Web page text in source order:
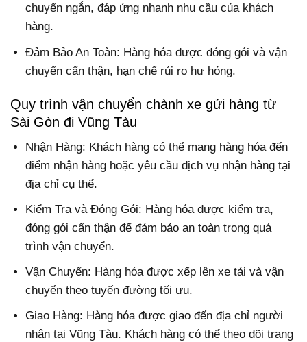
chuyển ngắn, đáp ứng nhanh nhu cầu của khách
hàng.
Đảm Bảo An Toàn: Hàng hóa được đóng gói và vận
chuyển cẩn thận, hạn chế rủi ro hư hỏng.
Quy trình vận chuyển chành xe gửi hàng từ
Sài Gòn đi Vũng Tàu
Nhận Hàng: Khách hàng có thể mang hàng hóa đến
điểm nhận hàng hoặc yêu cầu dịch vụ nhận hàng tại
địa chỉ cụ thể.
Kiểm Tra và Đóng Gói: Hàng hóa được kiểm tra,
đóng gói cẩn thận để đảm bảo an toàn trong quá
trình vận chuyển.
Vận Chuyển: Hàng hóa được xếp lên xe tải và vận
chuyển theo tuyến đường tối ưu.
Giao Hàng: Hàng hóa được giao đến địa chỉ người
nhận tại Vũng Tàu. Khách hàng có thể theo dõi trạng